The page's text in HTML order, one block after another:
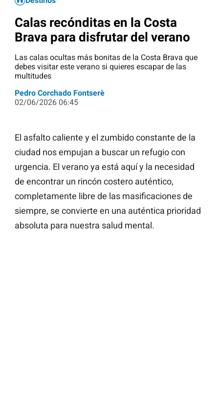
Calas recónditas en la Costa
Brava para disfrutar del verano
Las calas ocultas más bonitas de la Costa Brava que
debes visitar este verano si quieres escapar de las
multitudes
Pedro Corchado Fontserè
02/06/2026 06:45
El asfalto caliente y el zumbido constante de la
ciudad nos empujan a buscar un refugio con
urgencia. El verano ya está aquí y la necesidad
de encontrar un rincón costero auténtico,
completamente libre de las masificaciones de
siempre, se convierte en una auténtica prioridad
absoluta para nuestra salud mental.